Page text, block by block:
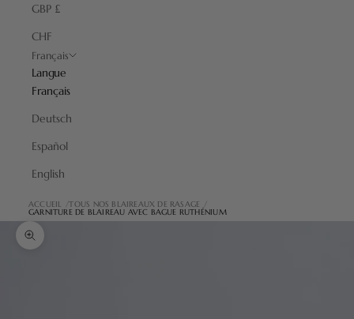
GBP £
CHF
Français
Langue
Français
Deutsch
Español
English
ACCUEIL TOUS NOS BLAIREAUX DE RASAGE
GARNITURE DE BLAIREAU AVEC BAGUE RUTHÉNIUM
Zoomer sur l'image